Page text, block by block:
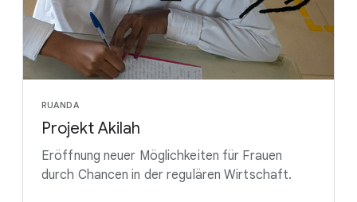
RUANDA
Projekt Akilah
Eröffnung neuer Möglichkeiten für Frauen
durch Chancen in der regulären Wirtschaft.